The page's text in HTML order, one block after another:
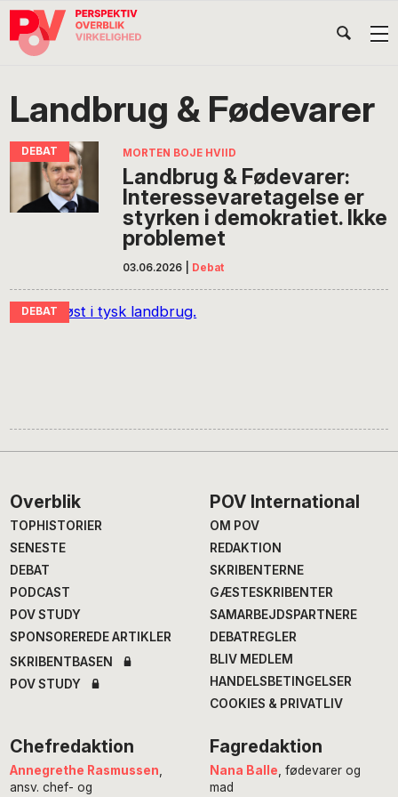
Gå
direkte
navigation
Skip
indhold
Gå
direkte
International
Landbrug & Fødevarer
MORTEN BOJE HVIID
Landbrug & Fødevarer:
Interessevaretagelse er
styrken i demokratiet. Ikke
problemet
03.06.2026 Debat
Footer
Overblik
TOPHISTORIER
SENESTE
DEBAT
PODCAST
POV STUDY
SPONSOREREDE ARTIKLER
SKRIBENTBASEN
POV STUDY
POV International
OM POV
REDAKTION
SKRIBENTERNE
GÆSTESKRIBENTER
SAMARBEJDSPARTNERE
DEBATREGLER
BLIV MEDLEM
HANDELSBETINGELSER
COOKIES & PRIVATLIV
Chefredaktion
Annegrethe Rasmussen,
ansv. chef- og
Fagredaktion
Nana Balle, fødevarer og
mad